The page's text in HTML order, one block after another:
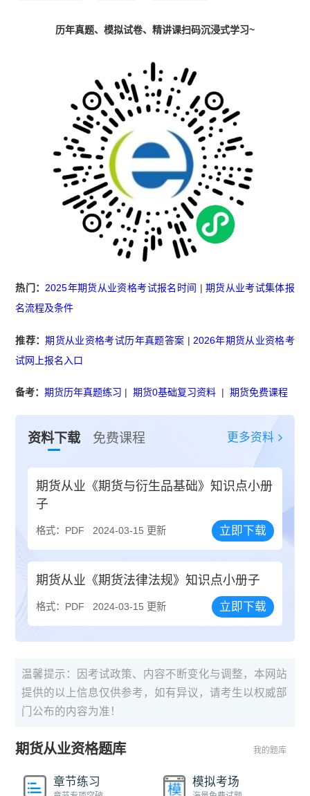
历年真题、模拟试卷、精讲课扫码沉浸式学习~
热门： 2025年期货从业资格考试报名时间 | 期货从业考试集体报
名流程及条件
推荐：期货从业资格考试历年真题答案 | 2026年期货从业资格考
试网上报名入口
备考：期货历年真题练习 |期货0基础复习资料 |期货免费课程
资料下载 免费课程 更多资料
期货从业《期货与衍生品基础》知识点小册
子
格式：PDF 2024-03-15 更新 立即下载
期货从业《期货法律法规》知识点小册子
格式：PDF 2024-03-15 更新 立即下载
温馨提示：因考试政策、内容不断变化与调整，本网站
提供的以上信息仅供参考，如有异议，请考生以权威部
门公布的内容为准！
期货从业资格题库 我的题库
章节练习 模拟考场